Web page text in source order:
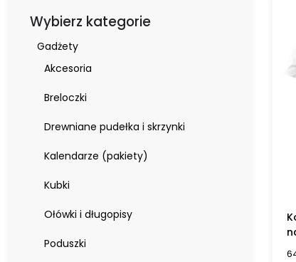
Wybierz kategorie
Gadżety
Akcesoria
Breloczki
Drewniane pudełka i skrzynki
Kalendarze (pakiety)
Kubki
Ołówki i długopisy
Poduszki